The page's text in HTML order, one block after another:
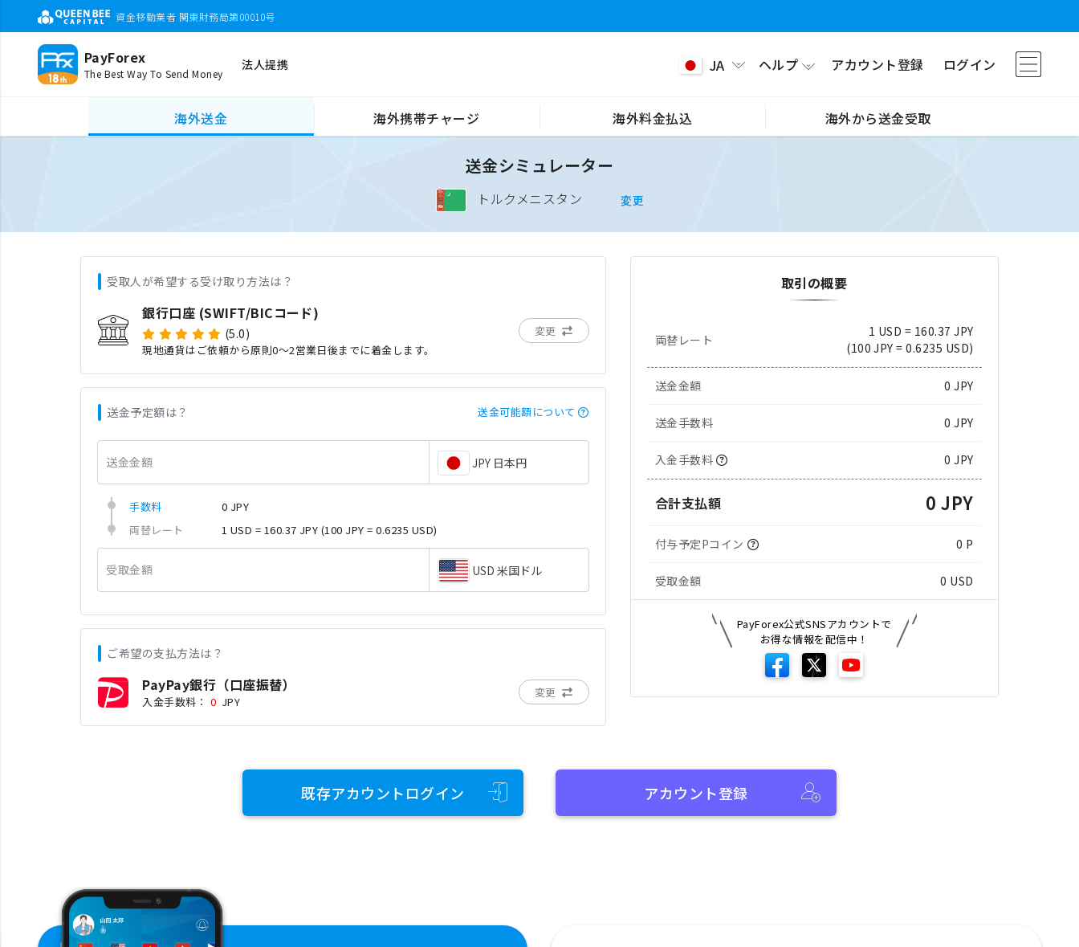
資金移動業者 関東財務局第00010号
PayForex
The Best Way To Send Money
法人提携 JA ヘルプ アカウント登録 ログイン
海外送金 海外携帯チャージ 海外料金払込 海外から送金受取
送金シミュレーター
トルクメニスタン 変更
受取人が希望する受け取り方法は？
銀行口座 (SWIFT/BICコード)
(5.0)
現地通貨はご依頼から原則0〜2営業日後までに着金します。
変更
送金予定額は？ 送金可能額について
送金金額 JPY 日本円
手数料
0 JPY
両替レート
1 USD = 160.37 JPY (100 JPY = 0.6235 USD)
受取金額 USD 米国ドル
ご希望の支払方法は？
PayPay銀行（口座振替）
入金手数料： 0 JPY
変更
取引の概要
両替レート
1 USD = 160.37 JPY
(100 JPY = 0.6235 USD)
送金金額 0 JPY
送金手数料 0 JPY
入金手数料 0 JPY
合計支払額 0 JPY
付与予定Pコイン 0 P
受取金額 0 USD
PayForex公式SNSアカウントで
お得な情報を配信中！
既存アカウントログイン アカウント登録